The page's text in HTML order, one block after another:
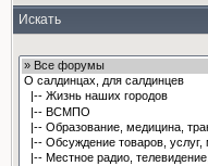
Искать